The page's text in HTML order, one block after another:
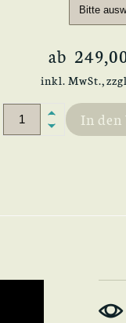
ab
inkl. MwSt.,
In